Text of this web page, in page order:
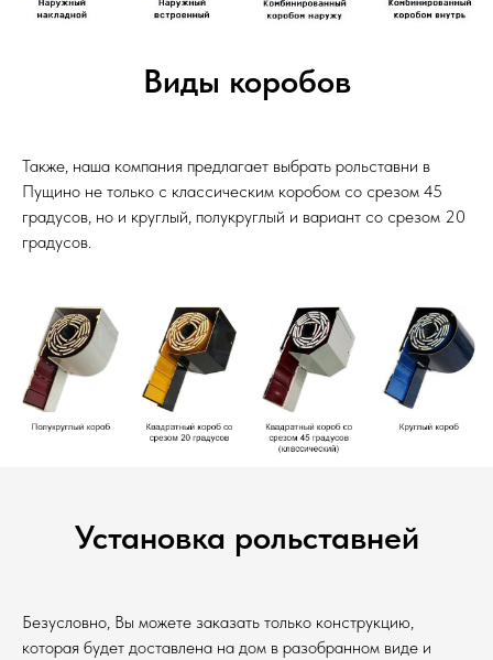
Виды коробов
Также, наша компания предлагает выбрать рольставни в
Пущино не только с классическим коробом со срезом 45
градусов, но и круглый, полукруглый и вариант со срезом 20
градусов.
Установка рольставней
Безусловно, Вы можете заказать только конструкцию,
которая будет доставлена на дом в разобранном виде и